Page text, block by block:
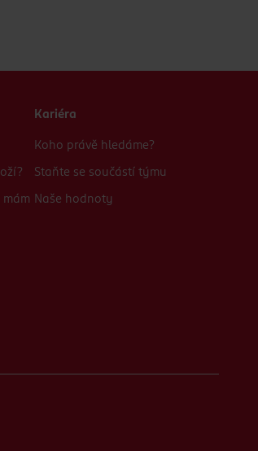
mám
Kariéra
Koho právě hledáme?
Staňte se součástí týmu
Naše hodnoty